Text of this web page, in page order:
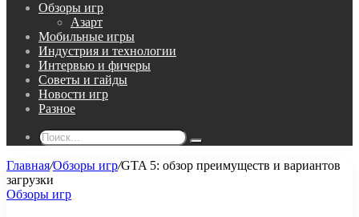
Обзоры игр
Азарт
Мобильные игры
Индустрия и технологии
Интервью и фичеры
Советы и гайды
Новости игр
Разное
Поиск...
Главная/Обзоры игр/GTA 5: обзор преимуществ и вариантов
загрузки
Обзоры игр